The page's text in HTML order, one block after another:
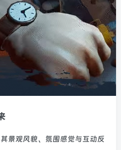
景观风貌、氛围感觉与互动反